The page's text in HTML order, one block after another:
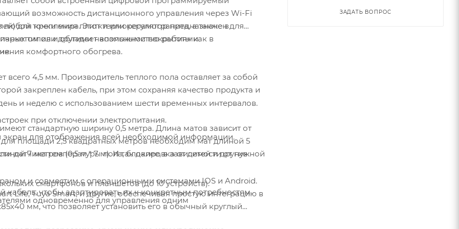
для крепления плитки или керамогранита, а также в
паркетом или другими напольными покрытиями.
комфортного обогрева.
4,5 мм. Производитель теплого пола оставляет за собой
закреплен кабель, при этом сохраняя качество продукта и
стандартную ширину 0,5 метра. Длина матов зависит от
площади 2,5 квадратных метров необходим мат длиной 5
7 метров (0,5 м * 7 м). И так далее, в зависимости от нужной
кабель, чтобы адаптировать их к конкретным потребностям
возможность дистанционного управления через Wi-Fi
точки мира. Этот терморегулятор предназначен для
типов и обладает возможностью работы как в
и неделю с использованием шести временных интервалов.
при отключении электропитания.
для отображения всей необходимой информации.
датчика температуры пола, блокировка от детей и другие
смартфонов и планшетов (до 10 устройств).
одновременно для управления одним
и совместим с операционными системами IOS и Android.
Life, Tuya Smart, и другие, обеспечивая простую интеграцию в
мм, что позволяет установить его в обычный круглый
ЗАДАТЬ ВОПРОС